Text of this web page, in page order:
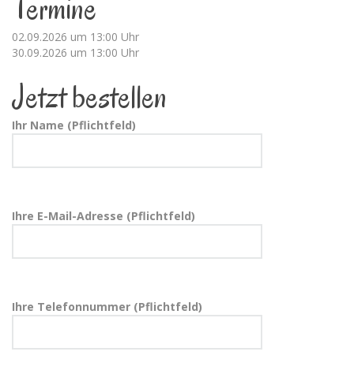
Termine
02.09.2026 um 13:00 Uhr
30.09.2026 um 13:00 Uhr
Jetzt bestellen
Ihr Name (Pflichtfeld)
Ihre E-Mail-Adresse (Pflichtfeld)
Ihre Telefonnummer (Pflichtfeld)